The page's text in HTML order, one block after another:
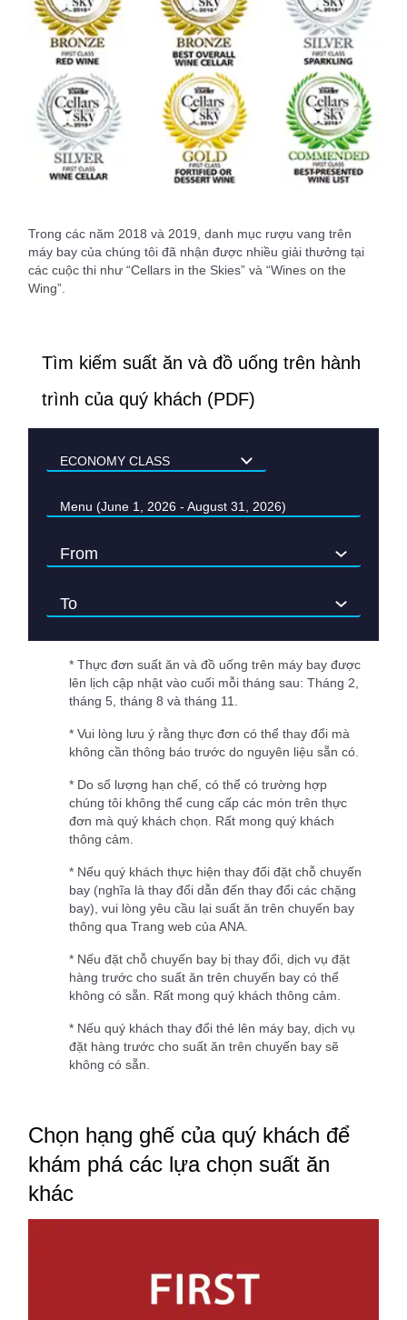
Trong các năm 2018 và 2019, danh mục rượu vang trên
máy bay của chúng tôi đã nhận được nhiều giải thưởng tại
các cuộc thi như “Cellars in the Skies” và “Wines on the
Wing”.
Tìm kiếm suất ăn và đồ uống trên hành
trình của quý khách (PDF)
Menu (June 1, 2026 - August 31, 2026)
* Thực đơn suất ăn và đồ uống trên máy bay được
lên lịch cập nhật vào cuối mỗi tháng sau: Tháng 2,
tháng 5, tháng 8 và tháng 11.
* Vui lòng lưu ý rằng thực đơn có thể thay đổi mà
không cần thông báo trước do nguyên liệu sẵn có.
* Do số lượng hạn chế, có thể có trường hợp
chúng tôi không thể cung cấp các món trên thực
đơn mà quý khách chọn. Rất mong quý khách
thông cảm.
* Nếu quý khách thực hiện thay đổi đặt chỗ chuyến
bay (nghĩa là thay đổi dẫn đến thay đổi các chặng
bay), vui lòng yêu cầu lại suất ăn trên chuyến bay
thông qua Trang web của ANA.
* Nếu đặt chỗ chuyến bay bị thay đổi, dịch vụ đặt
hàng trước cho suất ăn trên chuyến bay có thể
không có sẵn. Rất mong quý khách thông cảm.
* Nếu quý khách thay đổi thẻ lên máy bay, dịch vụ
đặt hàng trước cho suất ăn trên chuyến bay sẽ
không có sẵn.
Chọn hạng ghế của quý khách để
khám phá các lựa chọn suất ăn
khác